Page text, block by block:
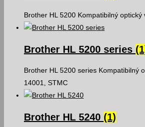
Brother HL 5200 Kompatibilný
Brother HL 5200 series
Brother HL 5200 series Kompatibilný
14001, STMC
Brother HL 5240 (1)